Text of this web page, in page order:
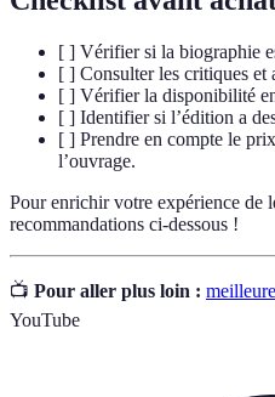
[ ] Vérifier si la biographie
[ ] Consulter les critiques et
[ ] Vérifier la disponibilité
[ ] Identifier si l’édition a
[ ] Prendre en compte le
l’ouvrage.
Pour enrichir votre expérience de
recommandations ci-dessous !
📺 Pour aller plus loin :
YouTube